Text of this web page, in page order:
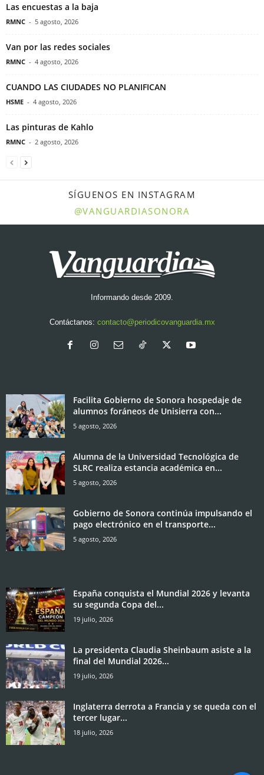
Las encuestas a la baja
RMNC - 5 agosto, 2026
Van por las redes sociales
RMNC - 4 agosto, 2026
CUANDO LAS CIUDADES NO PLANIFICAN
HSME - 4 agosto, 2026
Las pinturas de Kahlo
RMNC - 2 agosto, 2026
SÍGUENOS EN INSTAGRAM
@VANGUARDIASONORA
Informando desde 2009.
Contáctanos: contacto@periodicovanguardia.mx
Facilita Gobierno de Sonora hospedaje de
alumnos foráneos de Unisierra con...
5 agosto, 2026
Alumna de la Universidad Tecnológica de
SLRC realiza estancia académica en...
5 agosto, 2026
Gobierno de Sonora continúa impulsando el
pago electrónico en el transporte...
5 agosto, 2026
España conquista el Mundial 2026 y levanta
su segunda Copa del...
19 julio, 2026
La presidenta Claudia Sheinbaum asiste a la
final del Mundial 2026...
19 julio, 2026
Inglaterra derrota a Francia y se queda con el
tercer lugar...
18 julio, 2026